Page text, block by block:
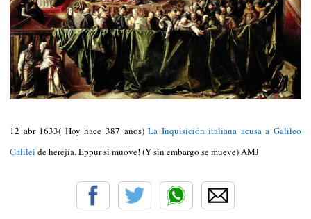
12 abr 1633( Hoy hace 387 años)La Inquisición italiana acusa a Galileo
Galilei de herejía. Eppur si muove! (Y sin embargo se mueve) AMJ